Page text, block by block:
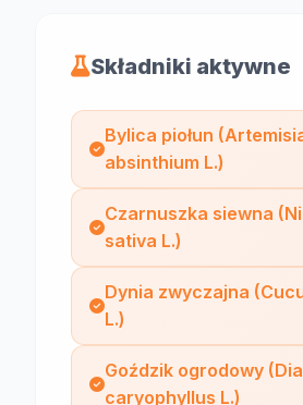
Składniki aktywne
Bylica piołun
absinthium L.)
Czarnuszka siewna
sativa L.)
Dynia zwyczajna
L.)
Goździk ogrodowy
caryophyllus L.)